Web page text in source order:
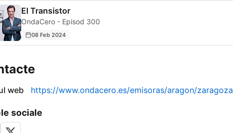
El Transistor
OndaCero - Episod 300
08 Feb 2024
web https://www.ondacero.es/emisoras/aragon/zaragoza
sociale